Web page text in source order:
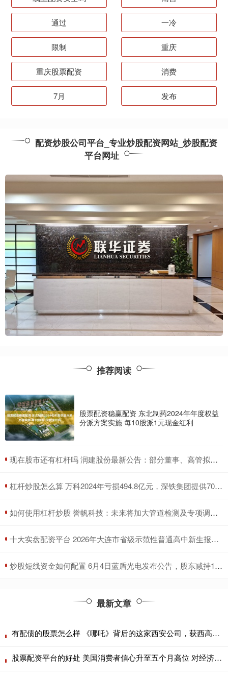
通过 一冷
限制 重庆
重庆股票配资 消费
7月 发布
配资炒股公司平台_专业炒股配资网站_炒股配资
平台网址
推荐阅读
股票配资稳赢配资 东北制药2024年年度权益
分派方案实施 每10股派1元现金红利
​现在股市还有杠杆吗 润建股份最新公告：部分董事、高管拟减持185万股股份
​杠杆炒股怎么算 万科2024年亏损494.8亿元，深铁集团提供70亿元借款支持偿债
​如何使用杠杆炒股 誉帆科技：未来将加大管道检测及专项调查相关的研发项目投入
​十大实盘配资平台 2026年大连市省级示范性普通高中新生报到时间方式及咨询电话公布
​炒股短线资金如何配置 6月4日蓝盾光电发布公告，股东减持195.85万股
最新文章
有配债的股票怎么样 《哪吒》背后的这家西安公司，获西高投千万级押注
股票配资平台的好处 美国消费者信心升至五个月高位 对经济前景看法改善